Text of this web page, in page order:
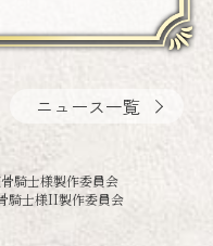
ニュース一覧
騎士様製作委員会
騎士様II製作委員会